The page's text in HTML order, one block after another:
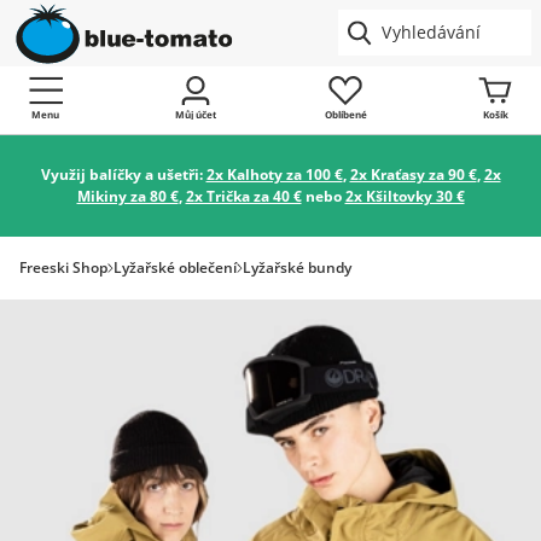
Menu Můj účet Oblíbené Košík
Využij balíčky a ušetři:2x Kalhoty za 100 €,2x Kraťasy za 90 €,2x
Mikiny za 80 €,2x Trička za 40 €nebo2x Kšiltovky 30 €
Freeski Shop Lyžařské oblečení Lyžařské bundy